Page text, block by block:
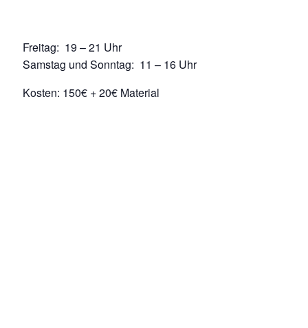
Freitag: 19 – 21 Uhr
Samstag und Sonntag: 11 – 16 Uhr
Kosten: 150€ + 20€ Material